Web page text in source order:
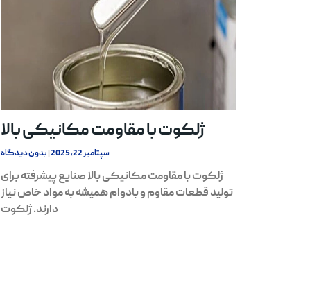
ژلکوت با مقاومت مکانیکی بالا
سپتامبر 22, 2025 بدون دیدگاه
ژلکوت با مقاومت مکانیکی بالا صنایع پیشرفته برای
تولید قطعات مقاوم و بادوام همیشه به مواد خاص نیاز
دارند. ژلکوت